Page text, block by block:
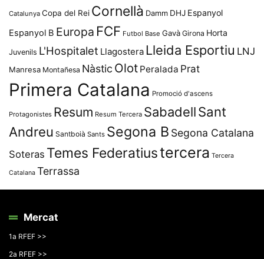
Catalunya Copa del Rei Cornellà Damm DHJ Espanyol
Espanyol B Europa FCF Futbol Base Gavà Girona Horta
Juvenils L'Hospitalet Llagostera Lleida Esportiu LNJ
Manresa Montañesa Nàstic Olot Peralada Prat
Primera Catalana Promoció d'ascens
Protagonistes Resum Resum Tercera SabadellSant
Andreu Santboià Sants Segona B Segona Catalana
Soteras Temes Federatiustercera Tercera
Catalana Terrassa
Mercat
1a RFEF >>
2a RFEF >>